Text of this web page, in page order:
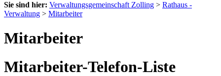
Sie sind hier: Verwaltungsgemeinschaft Zolling > Rathaus -
Verwaltung > Mitarbeiter
Mitarbeiter
Mitarbeiter-Telefon-Liste